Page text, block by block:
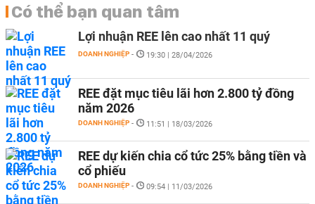
Có thể bạn quan tâm
Lợi nhuận REE lên cao nhất 11 quý
DOANH NGHIỆP - 19:30 | 28/04/2026
REE đặt mục tiêu lãi hơn 2.800 tỷ đồng
năm 2026
DOANH NGHIỆP - 11:51 | 18/03/2026
REE dự kiến chia cổ tức 25% bằng tiền và
cổ phiếu
DOANH NGHIỆP - 09:54 | 11/03/2026